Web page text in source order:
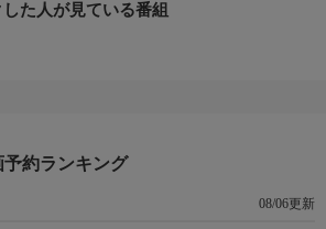
子、渡辺梓、大河内奈々子 ほか
た人が見ている番組
予約ランキング
08/06更新